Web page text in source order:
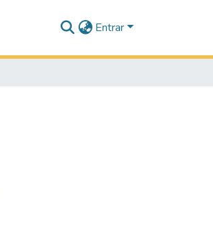
Entrar